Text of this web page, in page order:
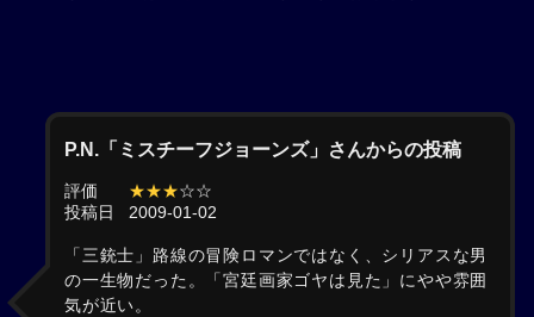
P.N.「ミスチーフジョーンズ」さんからの投稿
評価 ★★★☆☆
投稿日
2009-01-02
「三銃士」路線の冒険ロマンではなく、シリアスな男
の一生物だった。「宮廷画家ゴヤは見た」にやや雰囲
気が近い。